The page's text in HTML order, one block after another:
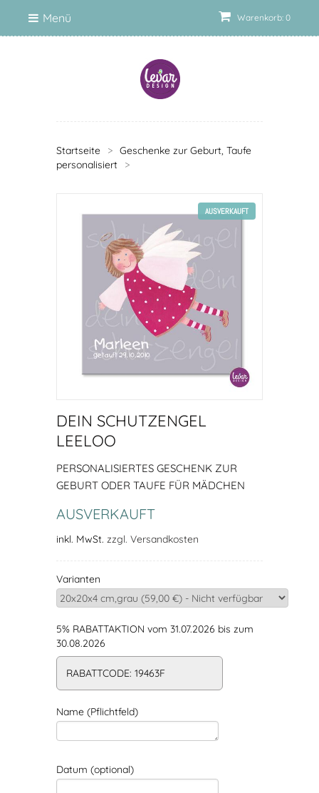
Warenkorb: 0
Menü
Startseite > Geschenke zur Geburt, Taufe
personalisiert
>
AUSVERKAUFT
DEIN SCHUTZENGEL
LEELOO
PERSONALISIERTES GESCHENK ZUR
GEBURT ODER TAUFE FÜR MÄDCHEN
AUSVERKAUFT
inkl. MwSt. zzgl. Versandkosten
Varianten
5% RABATTAKTION vom 31.07.2026 bis zum
30.08.2026
RABATTCODE: 19463F
Name (Pflichtfeld)
Datum (optional)